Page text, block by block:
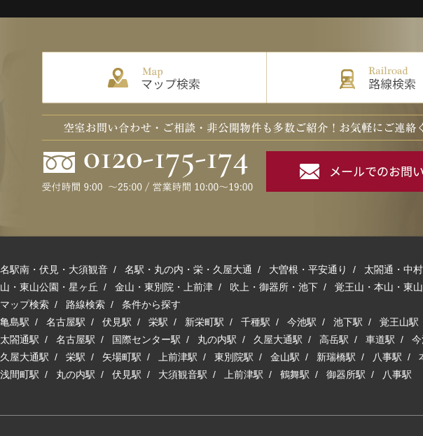
名駅南・伏見・大須観音 / 名駅・丸の内・栄・久屋大通 / 大曽根・平安通り / 太閤通・中
山・東山公園・星ヶ丘 / 金山・東別院・上前津 / 吹上・御器所・池下 / 覚王山・本山・東
マップ検索 / 路線検索 / 条件から探す
亀島駅 / 名古屋駅 / 伏見駅 / 栄駅 / 新栄町駅 / 千種駅 / 今池駅 / 池下駅 / 覚王山駅
太閤通駅 / 名古屋駅 / 国際センター駅 / 丸の内駅 / 久屋大通駅 / 高岳駅 / 車道駅 /
久屋大通駅 / 栄駅 / 矢場町駅 / 上前津駅 / 東別院駅 / 金山駅 / 新瑞橋駅 / 八事駅 /
浅間町駅 / 丸の内駅 / 伏見駅 / 大須観音駅 / 上前津駅 / 鶴舞駅 / 御器所駅 / 八事駅